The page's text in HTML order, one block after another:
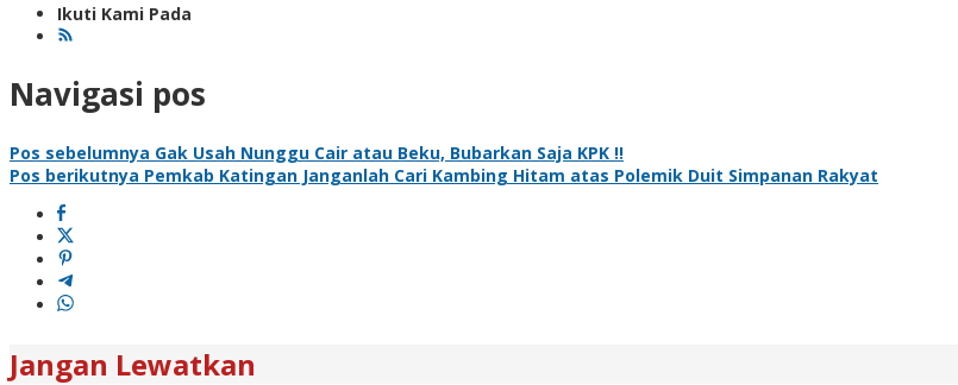
Ikuti Kami Pada
Navigasi pos
Pos sebelumnya Gak Usah Nunggu Cair atau Beku, Bubarkan Saja KPK !!
Pos berikutnya Pemkab Katingan Janganlah Cari Kambing Hitam atas Polemik Duit Simpanan Rakyat
Jangan Lewatkan